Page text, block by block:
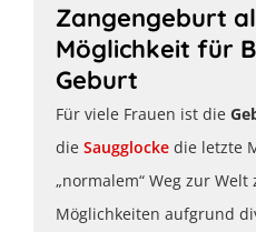
Zangengeburt
Möglichkeit für
Geburt
Für viele Frauen ist die
die Saugglocke die letzte
„normalem“ Weg zur
Möglichkeiten aufgrund